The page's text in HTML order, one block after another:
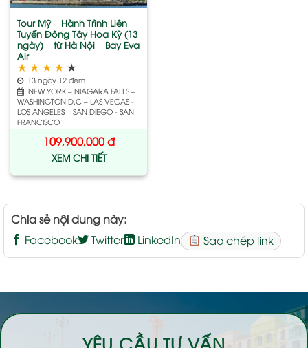
Tour Mỹ – Hành Trình Liên
Tuyến Đông Tây Hoa Kỳ (13
ngày) – từ Hà Nội – Bay Eva
Air
★ ★ ★ ★ ★
13 ngày 12 đêm
NEW YORK – NIAGARA FALLS –
WASHINGTON D.C – LAS VEGAS -
LOS ANGELES – SAN DIEGO - SAN
FRANCISCO
109,900,000đ
XEM CHI TIẾT
Chia sẻ nội dung này:
Facebook
Twitter LinkedIn Sao chép link
YÊU CẦU TƯ VẤN